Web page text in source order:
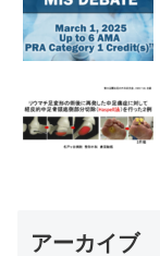
アーカイブ